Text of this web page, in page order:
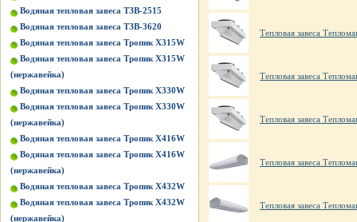
Водяная тепловая завеса ТЗВ-2515
Водяная тепловая завеса ТЗВ-3620
Водяная тепловая завеса Тропик X315W
Водяная тепловая завеса Тропик X315W
(нержавейка)
Водяная тепловая завеса Тропик X330W
Водяная тепловая завеса Тропик X330W
(нержавейка)
Водяная тепловая завеса Тропик X416W
Водяная тепловая завеса Тропик X416W
(нержавейка)
Водяная тепловая завеса Тропик X432W
Водяная тепловая завеса Тропик X432W
(нержавейка)
Тепловая завеса
Тепловая завеса
Тепловая завеса
Тепловая завеса
Тепловая завеса